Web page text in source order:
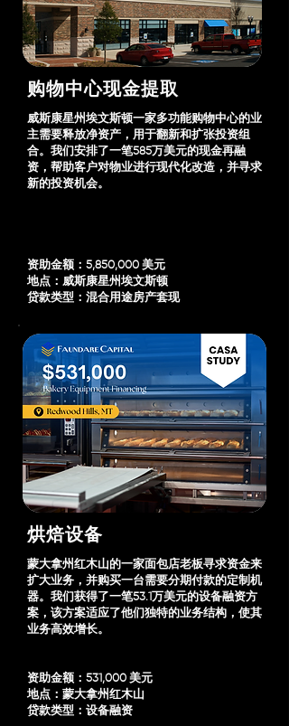
购物中心现金提取
威斯康星州埃文斯顿一家多功能购物中心的业
主需要释放净资产，用于翻新和扩张投资组
合。我们安排了一笔585万美元的现金再融
资，帮助客户对物业进行现代化改造，并寻求
新的投资机会。
资助金额：5,850,000 美元
地点：威斯康星州埃文斯顿
贷款类型：混合用途房产套现
烘焙设备
蒙大拿州红木山的一家面包店老板寻求资金来
扩大业务，并购买一台需要分期付款的定制机
器。我们获得了一笔53.1万美元的设备融资方
案，该方案适应了他们独特的业务结构，使其
业务高效增长。
资助金额：531,000 美元
地点：蒙大拿州红木山
贷款类型：设备融资